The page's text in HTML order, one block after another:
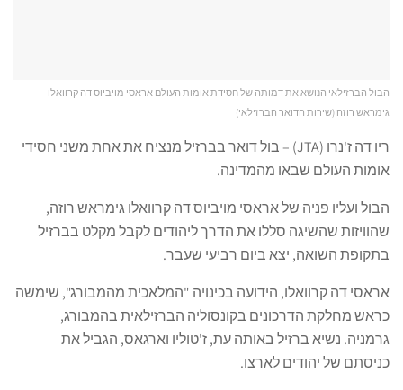
הבול הברזילאי הנושא את דמותה של חסידת אומות העולם אראסי מויביוס דה קרוואלו
גימראש רוזה (שירות הדואר הברזילאי)
ריו דה ז'נרו (JTA) – בול דואר בברזיל מנציח את אחת משני חסידי
אומות העולם שבאו מהמדינה.
הבול ועליו פניה של אראסי מויביוס דה קרוואלו גימראש רוזה,
שהוויזות שהשיגה סללו את הדרך ליהודים לקבל מקלט בברזיל
בתקופת השואה, יצא ביום רביעי שעבר.
אראסי דה קרוואלו, הידועה בכינויה "המלאכית מהמבורג", שימשה
כראש מחלקת הדרכונים בקונסוליה הברזילאית בהמבורג,
גרמניה. נשיא ברזיל באותה עת, ז'טוליו וארגאס, הגביל את
כניסתם של יהודים לארצו.